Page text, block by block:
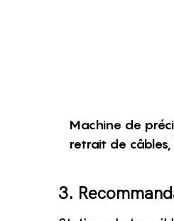
Machine de
retrait de
3.